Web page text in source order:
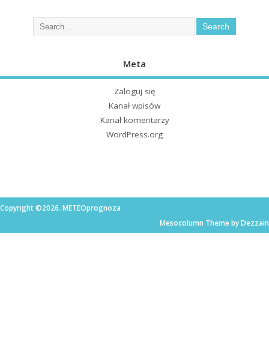
Meta
Zaloguj się
Kanał wpisów
Kanał komentarzy
WordPress.org
Copyright ©2026. METEOprognoza
Mesocolumn Theme by Dezzain